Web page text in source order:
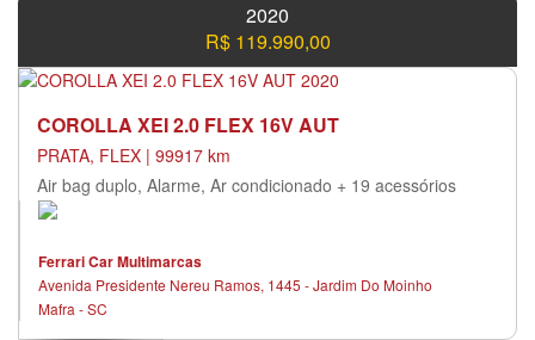
2020
R$ 119.990,00
COROLLA XEI 2.0 FLEX 16V AUT
PRATA, FLEX | 99917 km
Air bag duplo, Alarme, Ar condicionado + 19 acessórios
Ferrari Car Multimarcas
Avenida Presidente Nereu Ramos, 1445 - Jardim Do Moinho
Mafra - SC